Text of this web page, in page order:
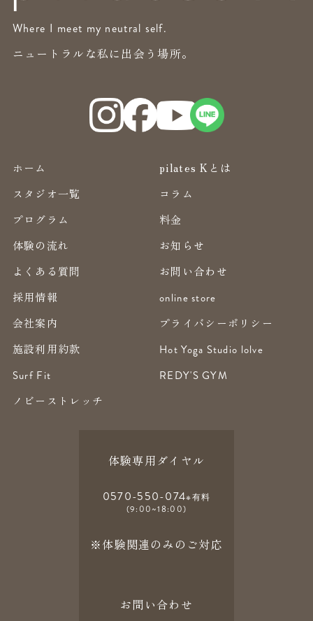
Where I meet my neutral self.
ニュートラルな私に出会う場所。
ホーム
pilates Kとは
スタジオ一覧
コラム
プログラム
料金
体験の流れ
お知らせ
よくある質問
お問い合わせ
採用情報
online store
会社案内
プライバシーポリシー
施設利用約款
Hot Yoga Studio lolve
Surf Fit
REDY'S GYM
ノビーストレッチ
体験専用ダイヤル
0570-550-074※有料
(9:00~18:00)
※体験関連のみのご対応
お問い合わせ